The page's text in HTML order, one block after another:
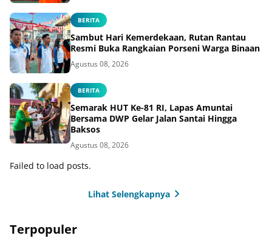
BERITA
Sambut Hari Kemerdekaan, Rutan Rantau
Resmi Buka Rangkaian Porseni Warga Binaan
Agustus 08, 2026
BERITA
Semarak HUT Ke-81 RI, Lapas Amuntai
Bersama DWP Gelar Jalan Santai Hingga
Baksos
Agustus 08, 2026
Failed to load posts.
Lihat Selengkapnya
Terpopuler